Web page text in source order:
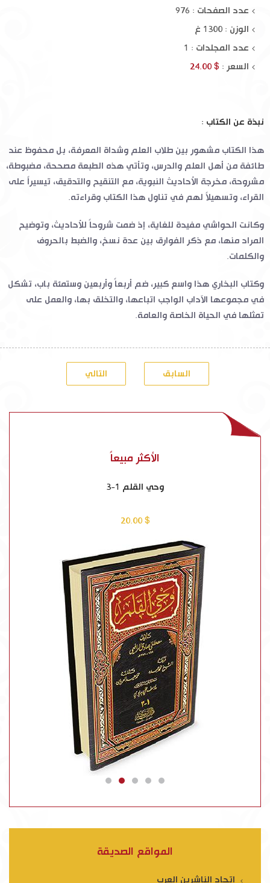
عدد الصفحات : 976
الوزن : 1300 غ
عدد المجلدات : 1
السعر : $ 24.00
نبذة عن الكتاب :
هذا الكتاب مشهور بين طلاب العلم وشداة المعرفة، بل محفوظ عند
طائفة من أهل العلم والدرس، وتأتي هذه الطبعة مصححة، مضبوطة،
مشروحة، مخرجة الأحاديث النبوية، مع التنقيح والتدقيق، تيسيراً على
القراء، وتسهيلاً لهم في تناول هذا الكتاب وقراءته.
وكانت الحواشي مفيدة للغاية، إذ ضمت شروحاً للأحاديث، وتوضيح
المراد منها، مع ذكر الفوارق بين عدة نسخ، والضبط بالحروف
والكلمات.
وكتاب البخاري هذا واسع كبير، ضم أربعاً وأربعين وستمئة باب، تشكل
في مجموعها الآداب الواجب اتباعها، والتخلق بها، والعمل على
تمثلها في الحياة الخاصة والعامة.
التالي السابق
الأكثر مبيعاً
وحي القلم 1-3
$ 20.00
المواقع الصديقة
اتحاد الناشرين العرب